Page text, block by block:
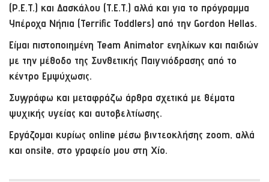
(P.E.T.) και Δασκάλου (T.E.T.) αλλά και για το πρόγραμμα
Υπέροχα Νήπια (Terrific Toddlers) από την Gordon Hellas.
Είμαι πιστοποιημένη Team Animator ενηλίκων και παιδιών
με την μέθοδο της Συνθετικής Παιγνιόδρασης από το
κέντρο Εμψύχωσις.
Συγγράφω και μεταφράζω άρθρα σχετικά με θέματα
ψυχικής υγείας και αυτοβελτίωσης.
Εργάζομαι κυρίως online μέσω βιντεοκλήσης zoom, αλλά
και onsite, στο γραφείο μου στη Χίο.